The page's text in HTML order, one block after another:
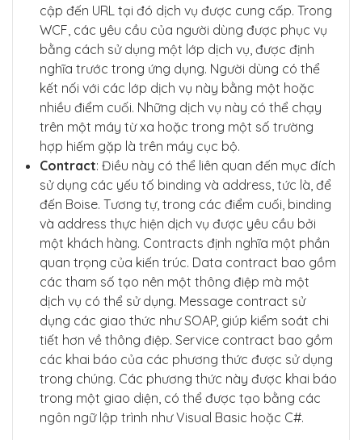
cập đến URL tại đó dịch vụ được cung cấp. Trong
WCF, các yêu cầu của người dùng được phục vụ
bằng cách sử dụng một lớp dịch vụ, được định
nghĩa trước trong ứng dụng. Người dùng có thể
kết nối với các lớp dịch vụ này bằng một hoặc
nhiều điểm cuối. Những dịch vụ này có thể chạy
trên một máy từ xa hoặc trong một số trường
hợp hiếm gặp là trên máy cục bộ.
Contract: Điều này có thể liên quan đến mục đích
sử dụng các yếu tố binding và address, tức là, để
đến Boise. Tương tự, trong các điểm cuối, binding
và address thực hiện dịch vụ được yêu cầu bởi
một khách hàng. Contracts định nghĩa một phần
quan trọng của kiến trúc. Data contract bao gồm
các tham số tạo nên một thông điệp mà một
dịch vụ có thể sử dụng. Message contract sử
dụng các giao thức như SOAP, giúp kiểm soát chi
tiết hơn về thông điệp. Service contract bao gồm
các khai báo của các phương thức được sử dụng
trong chúng. Các phương thức này được khai báo
trong một giao diện, có thể được tạo bằng các
ngôn ngữ lập trình như Visual Basic hoặc C#.